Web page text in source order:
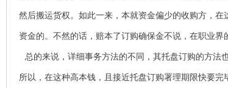
然后搬运货权。如此一来，本就资金偏少的收购方，
资金的。不然的话，赔本了订购确保金不说，在职业界
总的来说，详细事务方法的不同，其托盘订购的方法
所以，在这种高本钱，且接近托盘订购署理期限快要